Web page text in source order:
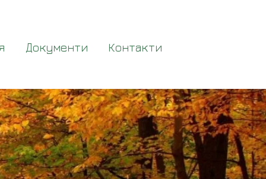
Документи Контакти